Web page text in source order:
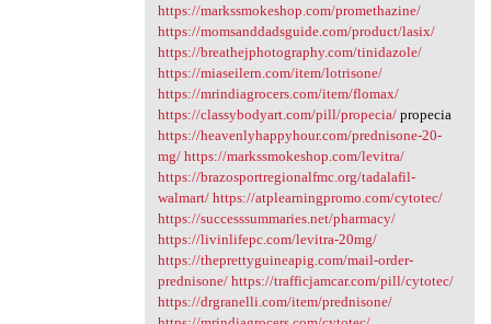
https://markssmokeshop.com/promethazine/
https://momsanddadsguide.com/product/lasix/
https://breathejphotography.com/tinidazole/
https://miaseilern.com/item/lotrisone/
https://mrindiagrocers.com/item/flomax/
https://classybodyart.com/pill/propecia/propecia
https://heavenlyhappyhour.com/prednisone-20-
mg/ https://markssmokeshop.com/levitra/
https://brazosportregionalfmc.org/tadalafil-
walmart/ https://atplearningpromo.com/cytotec/
https://successsummaries.net/pharmacy/
https://livinlifepc.com/levitra-20mg/
https://theprettyguineapig.com/mail-order-
prednisone/ https://trafficjamcar.com/pill/cytotec/
https://drgranelli.com/item/prednisone/